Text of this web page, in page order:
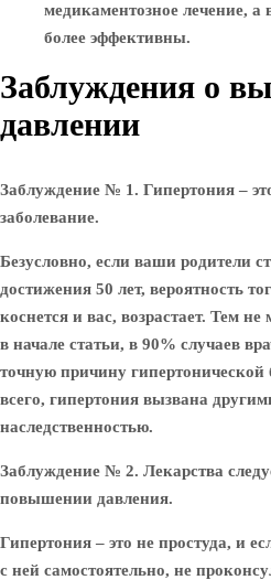
медикаментозное лечение, а
более эффективны.
Заблуждения о
давлении
Заблуждение № 1. Гипертония –
заболевание.
Безусловно, если ваши родители
достижения 50 лет, вероятность
коснется и вас, возрастает. Тем
в начале статьи, в 90% случаев
точную причину гипертонической
всего, гипертония вызвана
наследственностью.
Заблуждение № 2. Лекарства
повышении давления.
Гипертония – это не простуда, и
с ней самостоятельно, не